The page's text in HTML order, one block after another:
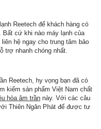
Reetech để khách hàng có
Bất cứ khi nào máy lạnh của
hệ ngay cho trung tâm bảo
trợ nhanh chóng nhất.
Reetech, hy vọng bạn đã có
kiếm sản phẩm Việt Nam chất
hòa âm trần này. Với các câu
Thiên Ngân Phát để được tư